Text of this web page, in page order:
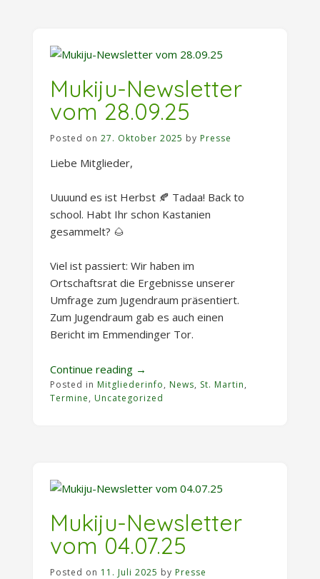
Mukiju-Newsletter
vom 28.09.25
Posted on 27. Oktober 2025 by Presse
Liebe Mitglieder,
Uuuund es ist Herbst 🍂 Tadaa! Back to
school. Habt Ihr schon Kastanien
gesammelt? 🌰
Viel ist passiert: Wir haben im
Ortschaftsrat die Ergebnisse unserer
Umfrage zum Jugendraum präsentiert.
Zum Jugendraum gab es auch einen
Bericht im Emmendinger Tor.
Continue reading „Mukiju-
Newsletter
vom
→
Posted in Mitgliederinfo, News, St. Martin,
Termine, Uncategorized
Mukiju-Newsletter
vom 04.07.25
Posted on 11. Juli 2025 by Presse